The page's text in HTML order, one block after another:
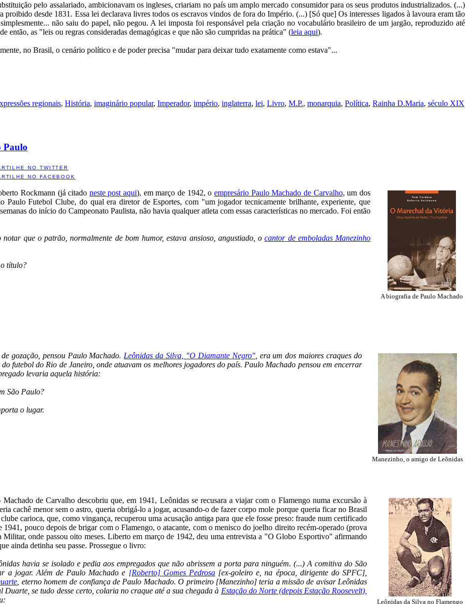
pelo assalariado, ambicionavam os ingleses, criariam no país um amplo mercado consumidor para os seus produtos industrializados. (...)
desde 1831. Essa lei declarava livres todos os escravos vindos de fora do Império. (...) [Só que] Os interesses ligados à lavoura eram tão
não saiu do papel, não pegou. A lei imposta foi responsável pela criação no vocabulário brasileiro de um jargão, reproduzido até
então, as "leis ou regras consideradas demagógicas e que não são cumpridas na prática" (leia aqui).
no Brasil, o cenário político e de poder precisa "mudar para deixar tudo exatamente como estava"...
regionais, História, imaginário popular, Imperador, império, inglaterra, lei, Livro, M.P., monarquia, Política, Rainha D.Maria, século XIX
Paulo
NO TWITTER
NO FACEBOOK
A biografia de Paulo Machado
Rockmann (já citado neste post aqui), em março de 1942, oempresário Paulo Machado de Carvalho, um dos
Paulo Futebol Clube, do qual era diretor de Esportes, com "um jogador tecnicamente brilhante, experiente, que
do início do Campeonato Paulista, não havia qualquer atleta com essas características no mercado. Foi então
que o patrão, normalmente de bom humor, estava ansioso, angustiado, ocantor de emboladas Manezinho
título?
Manezinho, o amigo de Leônidas
gozação, pensou Paulo Machado. Leônidas da Silva, "O Diamante Negro", era um dos maiores craques do
futebol do Rio de Janeiro, onde atuavam os melhores jogadores do país. Paulo Machado pensou em encerrar
levaria aquela história:
São Paulo?
o lugar.
Leônidas da Silva no Flamengo
de Carvalho descobriu que, em 1941, Leônidas se recusara a viajar com o Flamengo numa excursão à
cachê menor sem o astro, queria obrigá-lo a jogar, acusando-o de fazer corpo mole porque queria ficar no Brasil
carioca, que, como vingança, recuperou uma acusação antiga para que ele fosse preso: fraude num certificado
pouco depois de brigar com o Flamengo, o atacante, com o menisco do joelho direito recém-operado (prova
onde passou oito meses. Liberto em março de 1942, deu uma entrevista a "O Globo Esportivo" afirmando
ainda detinha seu passe. Prossegue o livro:
havia se isolado e pedia aos empregados que não abrissem a porta para ninguém. (...) A comitiva do São
a jogar. Além de Paulo Machado e [Roberto] Gomes Pedrosa[ex-goleiro e, na época, dirigente do SPFC],
, eterno homem de confiança de Paulo Machado. O primeiro [Manezinho] teria a missão de avisar Leônidas
se tudo desse certo, colaria no craque até a sua chegada à Estação do Norte (depois Estação Roosevelt),